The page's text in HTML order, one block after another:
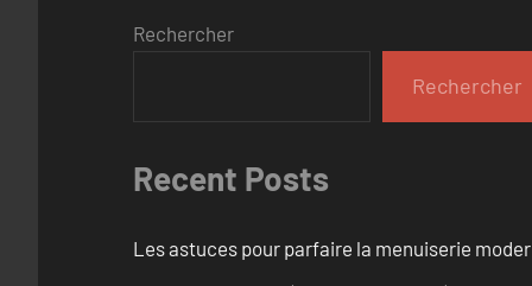
Rechercher
Rechercher
Recent Posts
Les astuces pour parfaire la menuiserie